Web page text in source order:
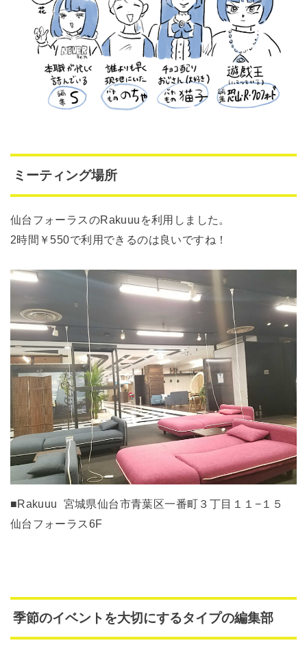
ミーティング場所
仙台フォーラスのRakuuuを利用しました。
2時間￥550で利用できるのは良いですね！
■Rakuuu 宮城県仙台市青葉区一番町３丁目１１−１５
仙台フォーラス6F
季節のイベントを大切にするタイプの編集部